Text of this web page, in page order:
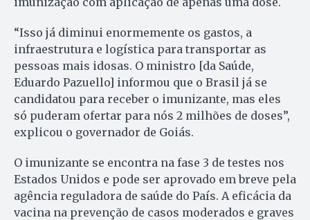
“Isso já diminui enormemente os gastos, a
infraestrutura e logística para transportar as
pessoas mais idosas. O ministro [da Saúde,
Eduardo Pazuello] informou que o Brasil já se
candidatou para receber o imunizante, mas eles
só puderam ofertar para nós 2 milhões de doses”,
explicou o governador de Goiás.
O imunizante se encontra na fase 3 de testes nos
Estados Unidos e pode ser aprovado em breve pela
agência reguladora de saúde do País. A eficácia da
vacina na prevenção de casos moderados e graves